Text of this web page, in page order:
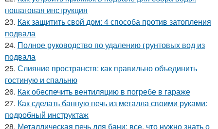
пошаговая инструкция
23. Как защитить свой дом: 4 способа против затопления
подвала
24. Полное руководство по удалению грунтовых вод из
подвала
25. Слияние пространств: как правильно объединить
гостиную и спальню
26. Как обеспечить вентиляцию в погребе в гараже
27. Как сделать банную печь из металла своими руками:
подробный инструктаж
28. Металлическая печь для бани: все, что нужно знать о